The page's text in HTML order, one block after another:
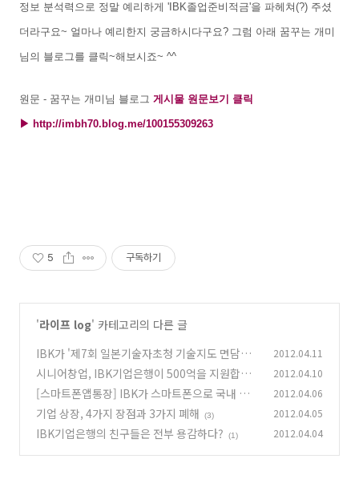
정보 분석력으로 정말 예리하게 'IBK졸업준비적금'을 파헤쳐(?) 주셨
더라구요~ 얼마나 예리한지 궁금하시다구요? 그럼 아래 꿈꾸는 개미
님의 블로그를 클릭~해보시죠~ ^^
원문 - 꿈꾸는 개미님 블로그 게시물 원문보기 클릭
▶ http://imbh70.blog.me/100155309263
5 구독하기
'라이프 log' 카테고리의 다른 글
IBK가 '제7회 일본기술자초청 기술지도 면담회'
참가비용 50%를 쏩니다! (2)
2012.04.11
시니어창업, IBK기업은행이 500억을 지원합니
다. (0)
2012.04.10
[스마트폰앱통장] IBK가 스마트폰으로 국내 최
고 금리 쏜다!! (1)
2012.04.06
기업 상장, 4가지 장점과 3가지 폐해 (3) 2012.04.05
IBK기업은행의 친구들은 전부 용감하다? (1) 2012.04.04